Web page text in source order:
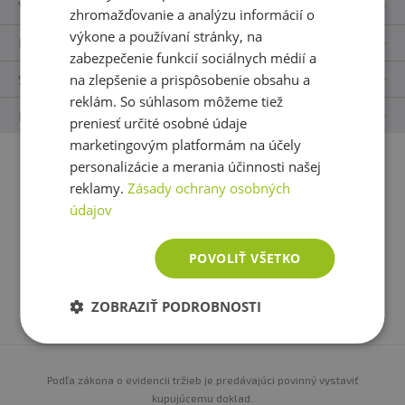
Vše o nákupu
Kontakty
Sledujte nás
Platobné metódy:
Možnosti dopravy:
Podľa zákona o evidencii tržieb je predávajúci povinný vystaviť
kupujúcemu doklad.
zhromažďovanie a analýzu informácií o
výkone a používaní stránky, na
zabezpečenie funkcií sociálnych médií a
na zlepšenie a prispôsobenie obsahu a
reklám. So súhlasom môžeme tiež
preniesť určité osobné údaje
marketingovým platformám na účely
personalizácie a merania účinnosti našej
reklamy.Zásady ochrany osobných
údajov
POVOLIŤ VŠETKO
ZOBRAZIŤ PODROBNOSTI